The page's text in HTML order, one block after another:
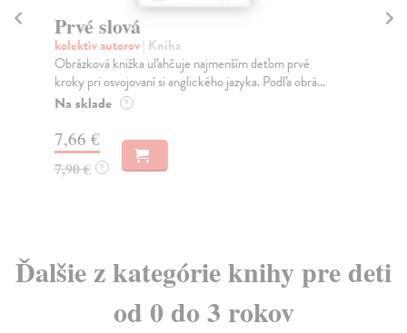
Prvé slová
kolektív autorov| Kniha
Obrázková knižka uľahčuje najmenším deťom prvé
kroky pri osvojovaní si anglického jazyka. Podľa obrá...
Na sklade ?
7,66 €
7,90 € ?
Ďalšie z kategórie knihy pre deti
od 0 do 3 rokov